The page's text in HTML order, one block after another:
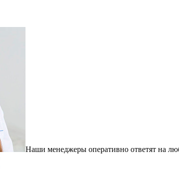
Наши менеджеры оперативно ответят на